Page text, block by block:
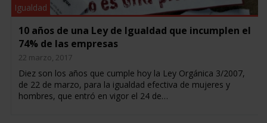
Igualdad
10 años de una Ley de Igualdad que incumplen el
74% de las empresas
22 marzo, 2017
Diez son los años que cumple hoy la Ley Orgánica 3/2007,
de 22 de marzo, para la igualdad efectiva de mujeres y
hombres, que entró en vigor el 24 de…